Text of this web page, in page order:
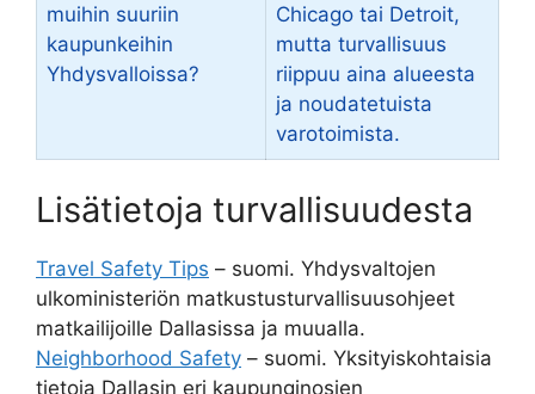
muihin suuriin
kaupunkeihin
Yhdysvalloissa?
Chicago tai Detroit,
mutta turvallisuus
riippuu aina alueesta
ja noudatetuista
varotoimista.
Lisätietoja turvallisuudesta
Travel Safety Tips – suomi. Yhdysvaltojen
ulkoministeriön matkustusturvallisuusohjeet
matkailijoille Dallasissa ja muualla.
Neighborhood Safety – suomi. Yksityiskohtaisia
tietoja Dallasin eri kaupunginosien